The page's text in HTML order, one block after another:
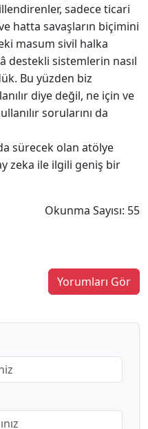
sadece ticari
hatta savaşların biçimini
masum sivil halka
destekli sistemlerin nasıl
Bu yüzden biz
diye değil, ne için ve
sorularını da
sürecek olan atölye
zeka ile ilgili geniş bir
Okunma Sayısı: 55
Yorumları Gör